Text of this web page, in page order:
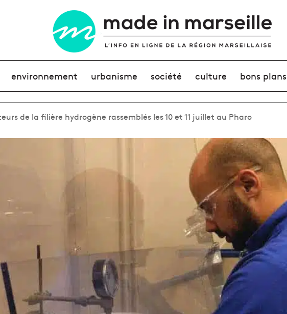
environnement urbanisme société culture bons plans
de la filière hydrogène rassemblés les 10 et 11 juillet au Pharo